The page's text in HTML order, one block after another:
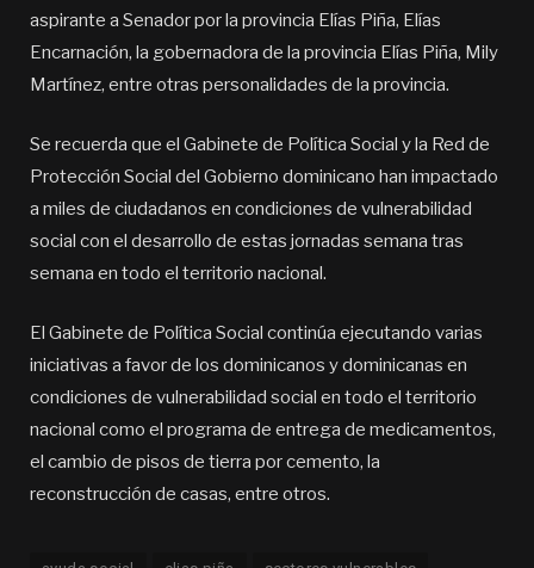
aspirante a Senador por la provincia Elías Piña, Elías
Encarnación, la gobernadora de la provincia Elías Piña, Mily
Martínez, entre otras personalidades de la provincia.
Se recuerda que el Gabinete de Política Social y la Red de
Protección Social del Gobierno dominicano han impactado
a miles de ciudadanos en condiciones de vulnerabilidad
social con el desarrollo de estas jornadas semana tras
semana en todo el territorio nacional.
El Gabinete de Política Social continúa ejecutando varias
iniciativas a favor de los dominicanos y dominicanas en
condiciones de vulnerabilidad social en todo el territorio
nacional como el programa de entrega de medicamentos,
el cambio de pisos de tierra por cemento, la
reconstrucción de casas, entre otros.